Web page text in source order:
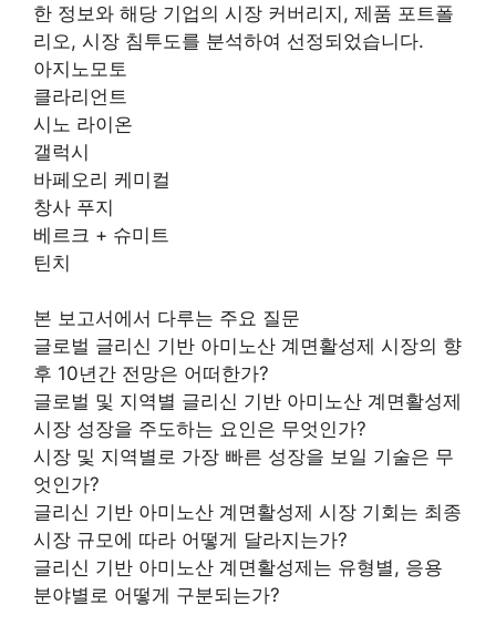
한 정보와 해당 기업의 시장 커버리지, 제품 포트폴
리오, 시장 침투도를 분석하여 선정되었습니다.
아지노모토
클라리언트
시노 라이온
갤럭시
바페오리 케미컬
창사 푸지
베르크 + 슈미트
틴치
본 보고서에서 다루는 주요 질문
글로벌 글리신 기반 아미노산 계면활성제 시장의 향
후 10년간 전망은 어떠한가?
글로벌 및 지역별 글리신 기반 아미노산 계면활성제
시장 성장을 주도하는 요인은 무엇인가?
시장 및 지역별로 가장 빠른 성장을 보일 기술은 무
엇인가?
글리신 기반 아미노산 계면활성제 시장 기회는 최종
시장 규모에 따라 어떻게 달라지는가?
글리신 기반 아미노산 계면활성제는 유형별, 응용
분야별로 어떻게 구분되는가?